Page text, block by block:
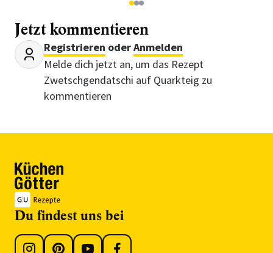
123
Jetzt kommentieren
Registrieren oderAnmelden
Melde dich jetzt an, um das Rezept
Zwetschgendatschi auf Quarkteig zu
kommentieren
Du findest uns bei